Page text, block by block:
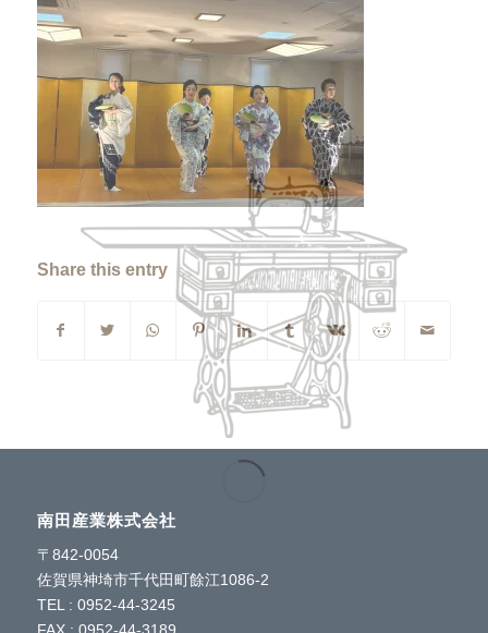
Share this entry
南田産業株式会社
〒842-0054
佐賀県神埼市千代田町餘江1086-2
TEL : 0952-44-3245
FAX : 0952-44-3189